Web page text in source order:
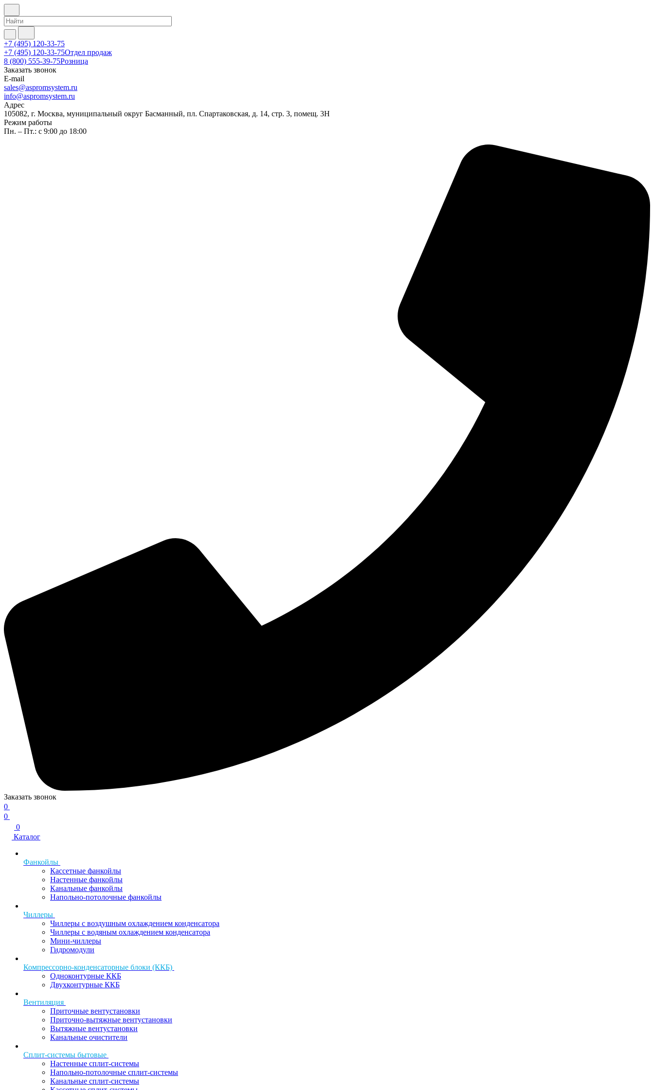
+7 (495) 120-33-75
+7 (495) 120-33-75Отдел продаж
8 (800) 555-39-75Розница
Заказать звонок
E-mail
sales@aspromsystem.ru
info@aspromsystem.ru
Адрес
105082, г. Москва, муниципальный округ Басманный, пл. Спартаковская, д. 14, стр. 3, помещ. 3Н
Режим работы
Пн. – Пт.: с 9:00 до 18:00
Заказать звонок
0
0
0
Каталог
Фанкойлы
Кассетные фанкойлы
Настенные фанкойлы
Канальные фанкойлы
Напольно-потолочные фанкойлы
Чиллеры
Чиллеры с воздушным охлаждением конденсатора
Чиллеры с водяным охлаждением конденсатора
Мини-чиллеры
Гидромодули
Компрессорно-конденсаторные блоки (ККБ)
Одноконтурные ККБ
Двухконтурные ККБ
Вентиляция
Приточные вентустановки
Приточно-вытяжные вентустановки
Вытяжные вентустановки
Канальные очистители
Сплит-системы бытовые
Настенные сплит-системы
Напольно-потолочные сплит-системы
Канальные сплит-системы